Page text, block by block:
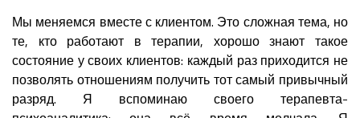
Мы меняемся вместе с клиентом. Это сложная тема, но
те, кто работают в терапии, хорошо знают такое
состояние у своих клиентов: каждый раз приходится не
позволять отношениям получить тот самый привычный
разряд. Я вспоминаю своего терапевта-